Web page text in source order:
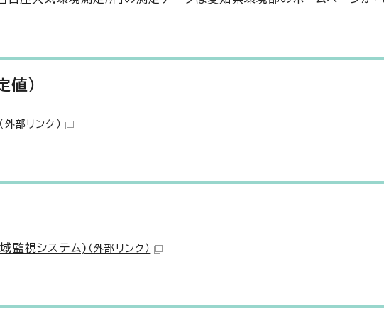
値)
（外部リンク）
監視システム) （外部リンク）